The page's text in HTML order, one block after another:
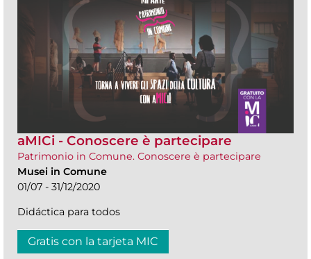
aMICi - Conoscere è partecipare
Patrimonio in Comune. Conoscere è partecipare
Musei in Comune
01/07 - 31/12/2020
Didáctica para todos
Gratis con la tarjeta MIC